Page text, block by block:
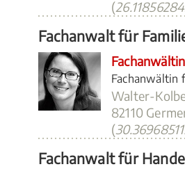
(
Fachanwalt für
Fachanwältin
Walter-
82110
(
Fachanwalt für